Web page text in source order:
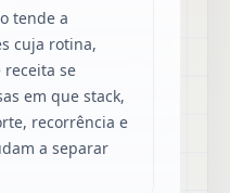
tende a
cuja rotina,
se
em que stack,
recorrência e
a separar